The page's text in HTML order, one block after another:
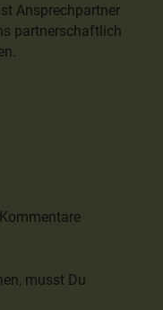
Ansprechpartner
partnerschaftlich
musst Du